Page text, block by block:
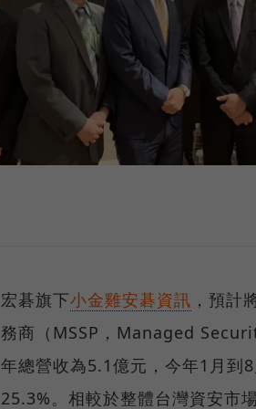
宏碁旗下小金雞安碁資訊 ，預計
務商（MSSP，Managed
年總營收為5.1億元，今年1月到
25.3%。相較於整體台灣資安市